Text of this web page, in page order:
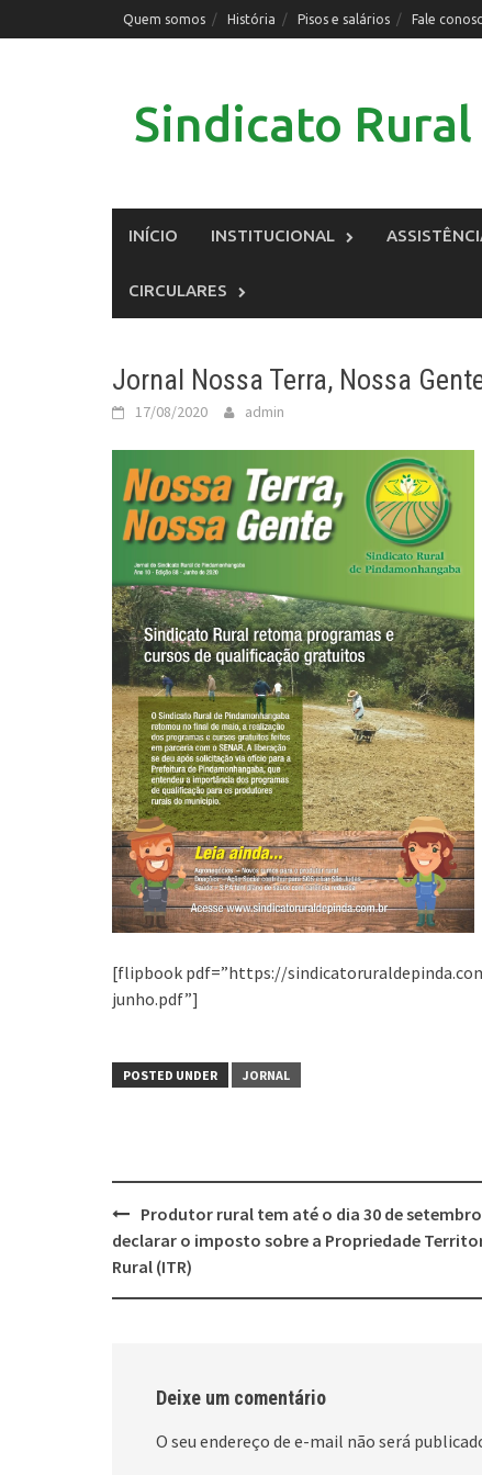
to
Quem somos História Pisos e salários Fale
Sindicato
INÍCIO INSTITUCIONAL
CIRCULARES
Jornal Nossa Terra, Nossa
17/08/2020 admin
[flipbook pdf=”https://
junho.pdf”]
POSTED UNDER JORNAL
Post
navigation
Produtor rural tem até o dia 30 de
declarar o imposto sobre a Propriedade
Rural (ITR)
Deixe um comentário
O seu endereço de e-mail não será